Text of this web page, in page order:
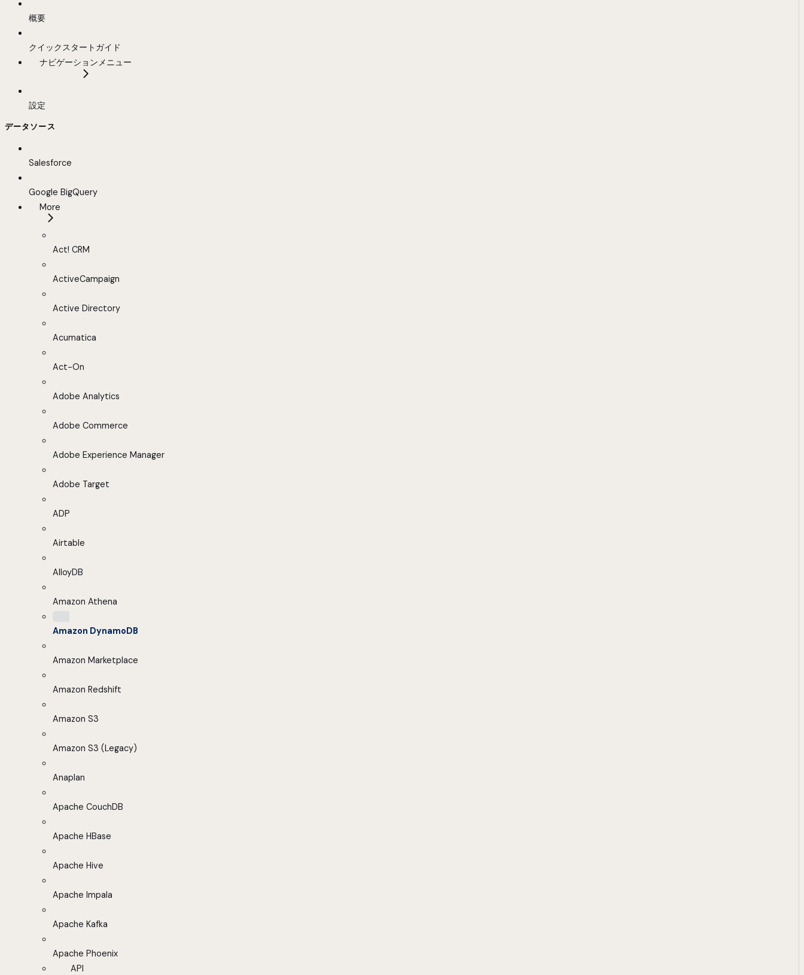
概要
クイックスタートガイド
ナビゲーションメニュー
設定
データソース
Salesforce
Google BigQuery
More
Act! CRM
ActiveCampaign
Active Directory
Acumatica
Act-On
Adobe Analytics
Adobe Commerce
Adobe Experience Manager
Adobe Target
ADP
Airtable
AlloyDB
Amazon Athena
Amazon DynamoDB
Amazon Marketplace
Amazon Redshift
Amazon S3
Amazon S3 (Legacy)
Anaplan
Apache CouchDB
Apache HBase
Apache Hive
Apache Impala
Apache Kafka
Apache Phoenix
API